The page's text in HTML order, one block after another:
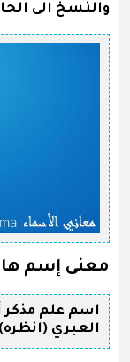
والنسخ الى
معنى إسم
اسم علم
العبري